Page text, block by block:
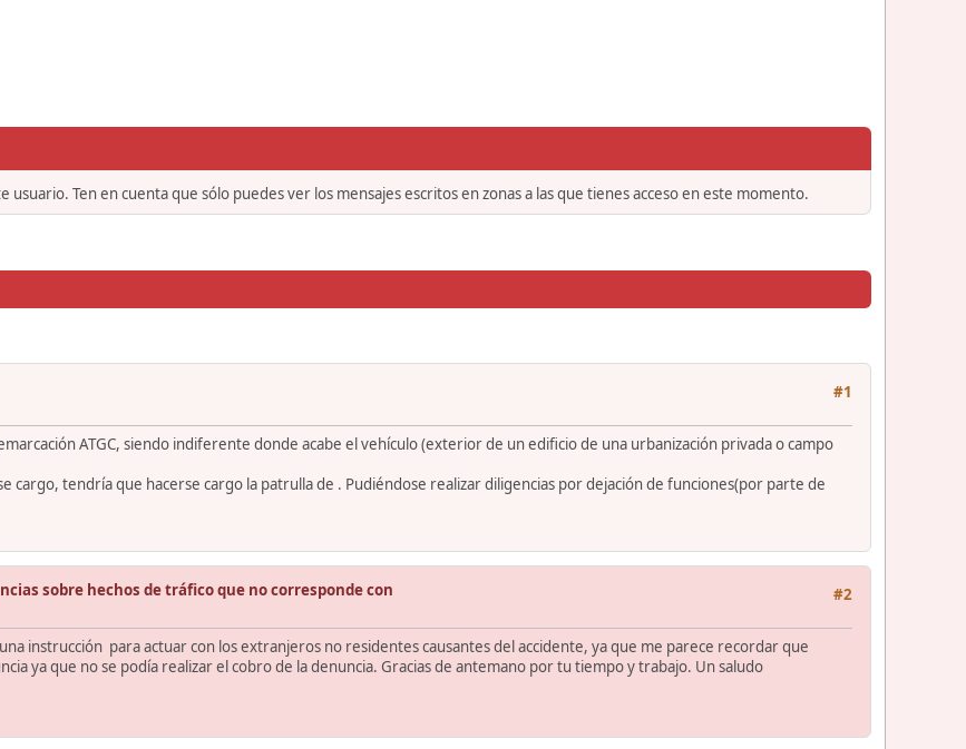
Ten en cuenta que sólo puedes ver los mensajes escritos en zonas a las que tienes acceso en este momento.
#1
ATGC, siendo indiferente donde acabe el vehículo (exterior de un edificio de una urbanización privada o campo
cargo, tendría que hacerse cargo la patrulla de . Pudiéndose realizar diligencias por dejación de funciones(por parte de
#2
sobre hechos de tráfico que no corresponde con
instrucción para actuar con los extranjeros no residentes causantes del accidente, ya que me parece recordar que
ya que no se podía realizar el cobro de la denuncia. Gracias de antemano por tu tiempo y trabajo. Un saludo